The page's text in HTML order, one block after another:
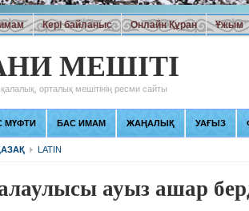
Кері байланыс Онлайн Құран Ұжым
МЕШІТІ
орталық мешітінің ресми сайты
МҮФТИ БАС ИМАМ ЖАҢАЛЫҚ УАҒЫЗ
LATIN
ауыз ашар